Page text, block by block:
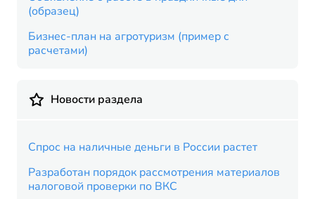
(образец)
Бизнес-план на агротуризм (пример с
расчетами)
Новости раздела
Спрос на наличные деньги в России растет
Разработан порядок рассмотрения материалов
налоговой проверки по ВКС